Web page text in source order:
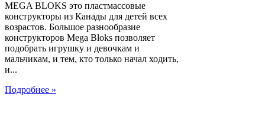
MEGA BLOKS это пластмассовые
конструкторы из Канады для детей всех
возрастов. Большое разнообразие
конструкторов Mega Bloks позволяет
подобрать игрушку и девочкам и
мальчикам, и тем, кто только начал ходить,
и...
Подробнее »